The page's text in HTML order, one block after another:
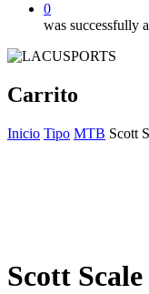
0
was successfully
Carrito
Inicio Tipo MTB Scott
Scott Scale